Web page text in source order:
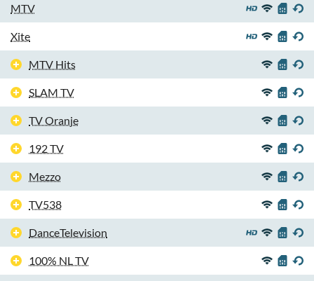
MTV
Xite
MTV Hits
SLAM TV
TV Oranje
192 TV
Mezzo
TV538
DanceTelevision
100% NL TV